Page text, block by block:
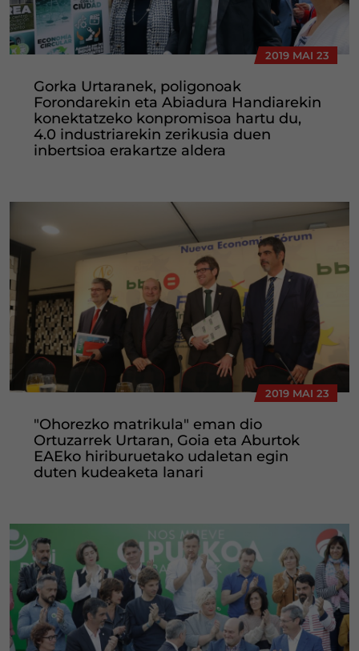
2019 MAI 23
Gorka Urtaranek, poligonoak
Forondarekin eta Abiadura Handiarekin
konektatzeko konpromisoa hartu du,
4.0 industriarekin zerikusia duen
inbertsioa erakartze aldera
2019 MAI 23
"Ohorezko matrikula" eman dio
Ortuzarrek Urtaran, Goia eta Aburtok
EAEko hiriburuetako udaletan egin
duten kudeaketa lanari